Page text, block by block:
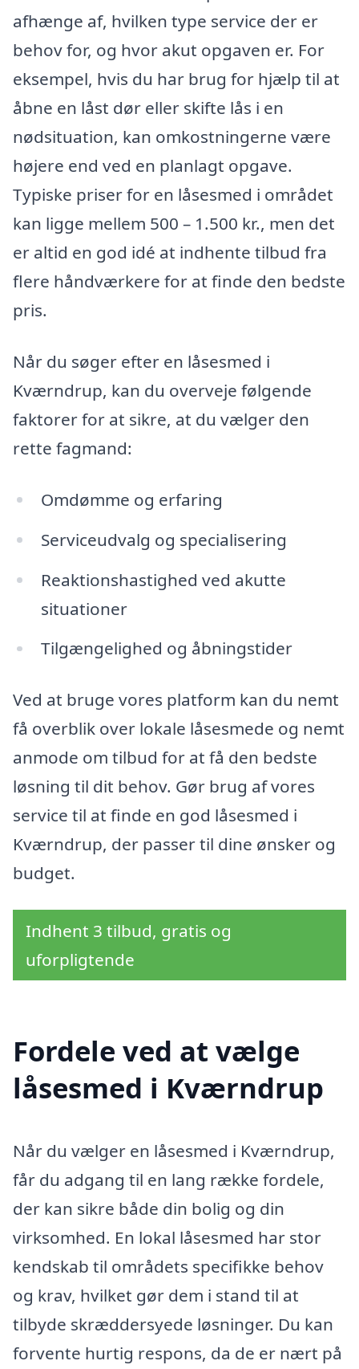
afhænge af, hvilken type service der er
behov for, og hvor akut opgaven er. For
eksempel, hvis du har brug for hjælp til at
åbne en låst dør eller skifte lås i en
nødsituation, kan omkostningerne være
højere end ved en planlagt opgave.
Typiske priser for en låsesmed i området
kan ligge mellem 500 – 1.500 kr., men det
er altid en god idé at indhente tilbud fra
flere håndværkere for at finde den bedste
pris.
Når du søger efter en låsesmed i
Kværndrup, kan du overveje følgende
faktorer for at sikre, at du vælger den
rette fagmand:
Omdømme og erfaring
Serviceudvalg og specialisering
Reaktionshastighed ved akutte
situationer
Tilgængelighed og åbningstider
Ved at bruge vores platform kan du nemt
få overblik over lokale låsesmede og nemt
anmode om tilbud for at få den bedste
løsning til dit behov. Gør brug af vores
service til at finde en god låsesmed i
Kværndrup, der passer til dine ønsker og
budget.
Indhent 3 tilbud, gratis og
uforpligtende
Fordele ved at vælge
låsesmed i Kværndrup
Når du vælger en låsesmed i Kværndrup,
får du adgang til en lang række fordele,
der kan sikre både din bolig og din
virksomhed. En lokal låsesmed har stor
kendskab til områdets specifikke behov
og krav, hvilket gør dem i stand til at
tilbyde skræddersyede løsninger. Du kan
forvente hurtig respons, da de er nært på